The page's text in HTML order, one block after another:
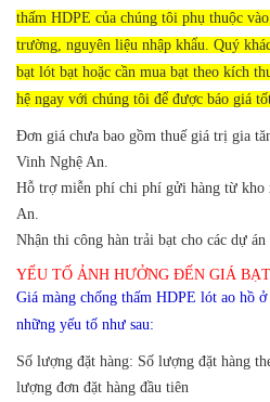
thấm HDPE của chúng tôi phụ thuộc
trường, nguyên liệu nhập khẩu. Quý
bạt lót bạt hoặc cần mua bạt theo kích
hệ ngay với chúng tôi để được báo giá
Đơn giá chưa bao gồm thuế giá trị gia
Vinh Nghệ An.
Hỗ trợ miễn phí chi phí gửi hàng từ kho
An.
Nhận thi công hàn trải bạt cho các dự
YẾU TỐ ẢNH HƯỞNG ĐẾN GIÁ
Giá màng chống thấm HDPE lót ao hồ
những yếu tố như sau:
Số lượng đặt hàng: Số lượng đặt hàng
lượng đơn đặt hàng đầu tiên